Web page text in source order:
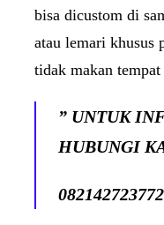
bisa dicustom di
atau lemari khusus
tidak makan
” UNTUK
HUBUNGI